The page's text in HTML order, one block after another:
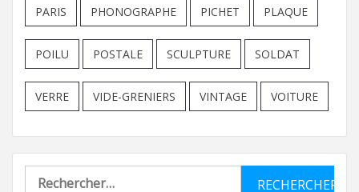
PARIS PHONOGRAPHE PICHET PLAQUE
POILU POSTALE SCULPTURE SOLDAT
VERRE VIDE-GRENIERS VINTAGE VOITURE
Rechercher :